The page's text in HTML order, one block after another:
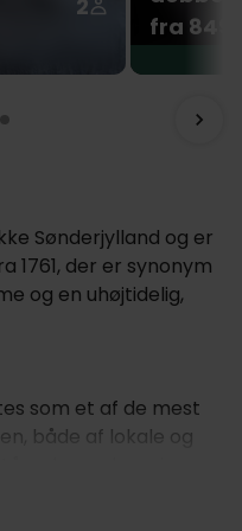
2
fra
Sønderjylland og er
1761, der er synonym
og en uhøjtidelig,
som et af de mest
både af lokale og
på dit